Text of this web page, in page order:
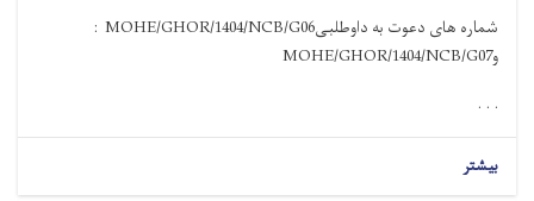
شماره های دعوت به داوطلبی: MOHE/GHOR/1404/NCB/G06
وMOHE/GHOR/1404/NCB/G07
. . .
بیشتر